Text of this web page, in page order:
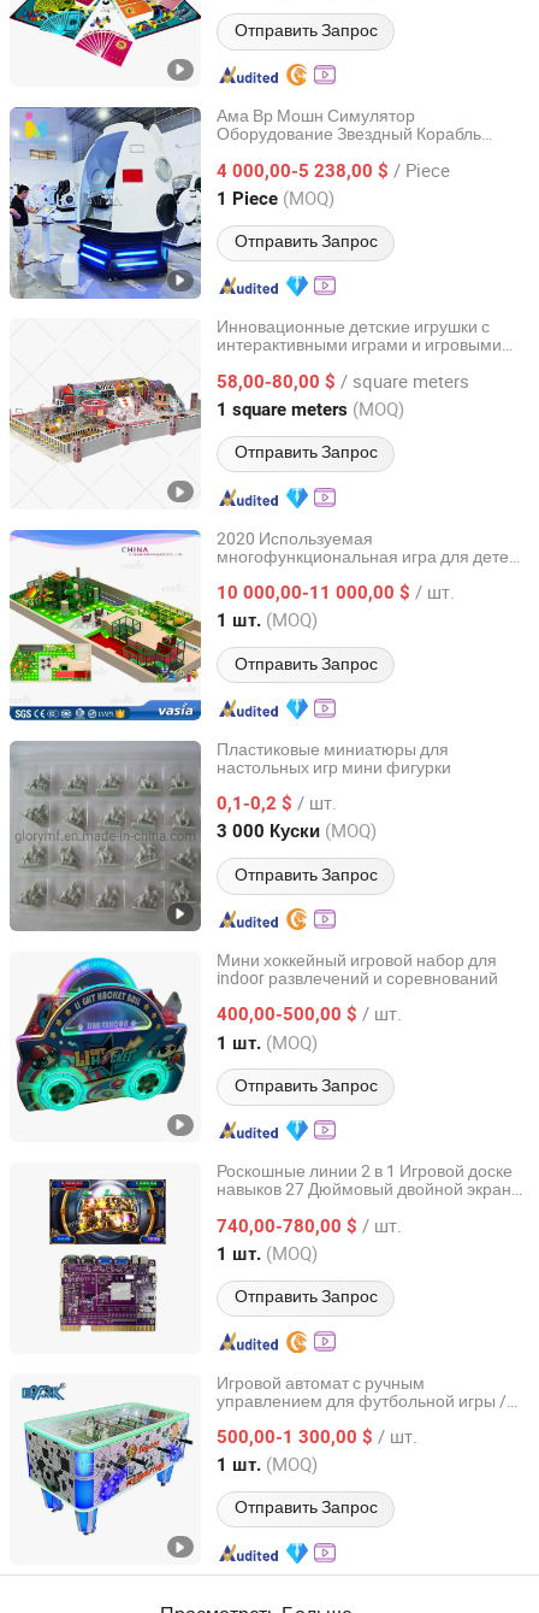
Отправить Запрос
Ама Вр Мошн Симулятор
Оборудование Звездный Корабль
Аркадные Игры
4 000,00-5 238,00 $ / Piece
1 Piece (MOQ)
Отправить Запрос
Guangzhou Ama Amusement Equipment Co, . Ltd
Guangdong, China с 2024
Инновационные детские игрушки с
интерактивными играми и игровыми
58,00-80,00 $ / square meters
1 square meters (MOQ)
Отправить Запрос
Wenzhou Huaguan Amusement Equipment Co., Ltd.
Zhejiang, China с 2025
2020 Используемая
многофункциональная игра для детей
10 000,00-11 000,00 $ / шт.
1 шт. (MOQ)
Отправить Запрос
Huaxia Amusement Co., Ltd.
Zhejiang, China с 2006
Пластиковые миниатюры для
настольных игр мини фигурки
0,1-0,2 $ / шт.
3 000 Куски (MOQ)
Отправить Запрос
Dongguan Glory Plastic Products Co., Ltd.
Guangdong, China с 2019
Мини хоккейный игровой набор для
indoor развлечений и соревнований
400,00-500,00 $ / шт.
1 шт. (MOQ)
Отправить Запрос
Guangzhou Dinibao Animation Technology Co., Ltd.
Guangdong, China с 2025
Роскошные линии 2 в 1 Игровой доске
навыков 27 Дюймовый двойной экран
740,00-780,00 $ / шт.
1 шт. (MOQ)
Отправить Запрос
Bennis International Trade (Guangzhou) Co., Ltd.
Guangdong, China с 2023
Игровой автомат с ручным
управлением для футбольной игры /
500,00-1 300,00 $ / шт.
1 шт. (MOQ)
Отправить Запрос
Guangzhou EPARK Electronic Technology Co., Ltd.
Guangdong, China с 2018